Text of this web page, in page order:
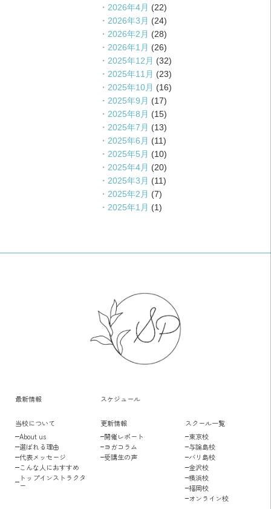
2026年4月 (22)
2026年3月 (24)
2026年2月 (28)
2026年1月 (26)
2025年12月 (32)
2025年11月 (23)
2025年10月 (16)
2025年9月 (17)
2025年8月 (15)
2025年7月 (13)
2025年6月 (11)
2025年5月 (10)
2025年4月 (20)
2025年3月 (11)
2025年2月 (7)
2025年1月 (1)
最新情報 スケジュール
当校について
About us
選ばれる理由
代表メッセージ
こんな人におすすめ
トップインストラクタ
ー
更新情報
開催レポート
ヨガコラム
受講生の声
スクール一覧
東京校
与論島校
バリ島校
金沢校
横浜校
福岡校
オンライン校